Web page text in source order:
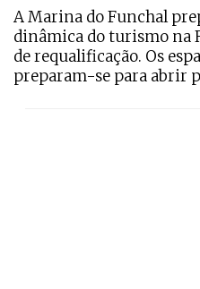
A Marina do Funchal
dinâmica do turismo na
de requalificação. Os
preparam-se para abrir